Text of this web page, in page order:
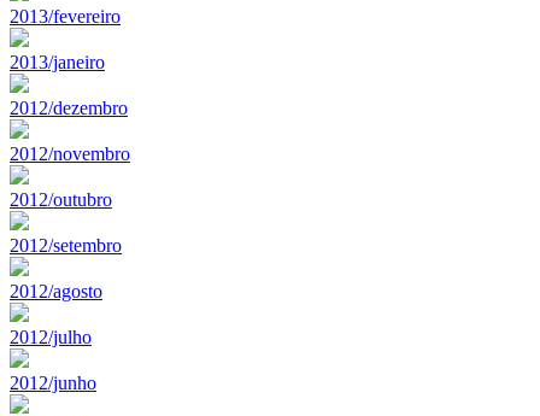
2013/fevereiro
2013/janeiro
2012/dezembro
2012/novembro
2012/outubro
2012/setembro
2012/agosto
2012/julho
2012/junho